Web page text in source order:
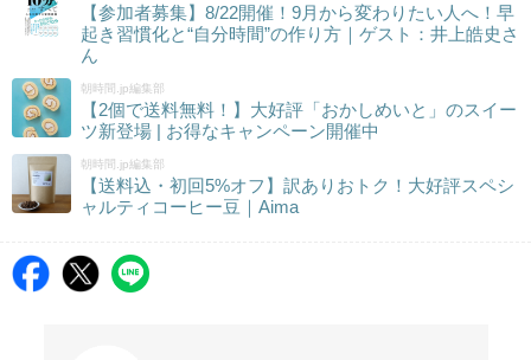
【参加者募集】8/22開催！9月から変わりたい人へ！早
起き習慣化と“自分時間”の作り方｜ゲスト：井上皓史さ
ん
朝時間.jp編集部
【2個で送料無料！】大好評「おかしめいと」のスイー
ツ新登場 | お得なキャンペーン開催中
朝時間.jp編集部
【送料込・初回5%オフ】訳ありおトク！大好評スペシ
ャルティコーヒー豆｜Aima